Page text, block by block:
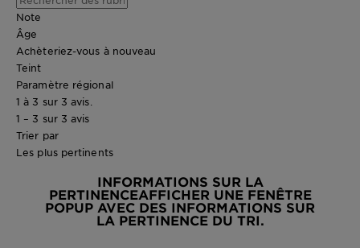
Note
Âge
Achèteriez-vous à nouveau
Teint
Paramètre régional
1 à 3 sur 3 avis.
1 – 3 sur 3 avis
Trier par
Les plus pertinents
INFORMATIONS SUR LA
PERTINENCEAFFICHER UNE FENÊTRE
POPUP AVEC DES INFORMATIONS SUR
LA PERTINENCE DU TRI.